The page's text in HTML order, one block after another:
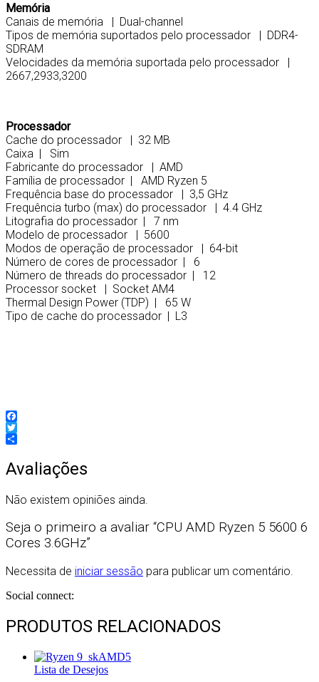
Memória
Canais de memória | Dual-channel
Tipos de memória suportados pelo processador | DDR4-
SDRAM
Velocidades da memória suportada pelo processador |
2667,2933,3200
Processador
Cache do processador | 32 MB
Caixa | Sim
Fabricante do processador | AMD
Família de processador | AMD Ryzen 5
Frequência base do processador | 3,5 GHz
Frequência turbo (max) do processador | 4.4 GHz
Litografia do processador | 7 nm
Modelo de processador | 5600
Modos de operação de processador | 64-bit
Número de cores de processador | 6
Número de threads do processador | 12
Processor socket | Socket AM4
Thermal Design Power (TDP) | 65 W
Tipo de cache do processador | L3
Facebook
Twitter
Avaliações
Não existem opiniões ainda.
Seja o primeiro a avaliar “CPU AMD Ryzen 5 5600 6
Cores 3.6GHz”
Necessita de iniciar sessão para publicar um comentário.
Social connect:
PRODUTOS RELACIONADOS
Lista de Desejos